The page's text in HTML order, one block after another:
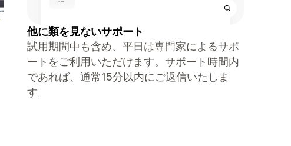
他に類を見ないサポート
試用期間中も含め、平日は専門家によるサポ
ートをご利用いただけます。サポート時間内
であれば、通常15分以内にご返信いたしま
す。